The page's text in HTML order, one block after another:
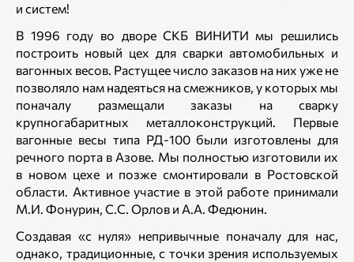
и систем!
В 1996 году во дворе СКБ ВИНИТИ мы решились
построить новый цех для сварки автомобильных и
вагонных весов. Растущее число заказов на них уже не
позволяло нам надеяться на смежников, у которых мы
поначалу размещали заказы на сварку
крупногабаритных металлоконструкций. Первые
вагонные весы типа РД-100 были изготовлены для
речного порта в Азове. Мы полностью изготовили их
в новом цехе и позже смонтировали в Ростовской
области. Активное участие в этой работе принимали
М.И. Фонурин, С.С. Орлов и А.А. Федюнин.
Создавая «с нуля» непривычные поначалу для нас,
однако, традиционные, с точки зрения используемых